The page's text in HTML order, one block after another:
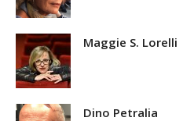
Maggie S. Lorelli
Dino Petralia